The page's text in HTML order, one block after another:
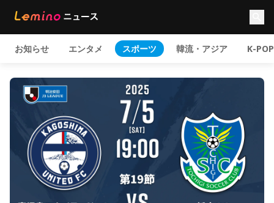
お知らせ エンタメ スポーツ 韓流・アジア K-POP